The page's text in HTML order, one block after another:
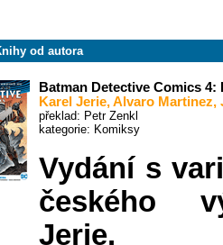
od autora
Batman Detective Comics 4:
Karel Jerie,Alvaro Martinez,
překlad: Petr Zenkl
kategorie: Komiksy
Vydání s
českého
Jerie.